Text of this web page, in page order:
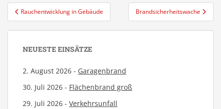
Beitragsnavigation
Rauchentwicklung in Gebäude Brandsicherheitswache
NEUESTE EINSÄTZE
2. August 2026 - Garagenbrand
30. Juli 2026 - Flächenbrand groß
29. Juli 2026 - Verkehrsunfall